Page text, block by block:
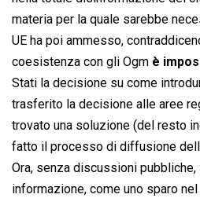
materia per la quale sarebbe
UE ha poi ammesso,
coesistenza con gli Ogm è
Stati la decisione su come
trasferito la decisione alle aree
trovato una soluzione (del resto
fatto il processo di diffusione
Ora, senza discussioni pubbliche,
informazione, come uno sparo